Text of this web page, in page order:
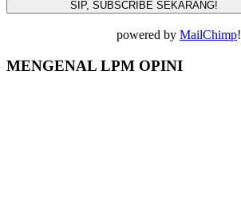
powered by MailChimp!
MENGENAL LPM OPINI